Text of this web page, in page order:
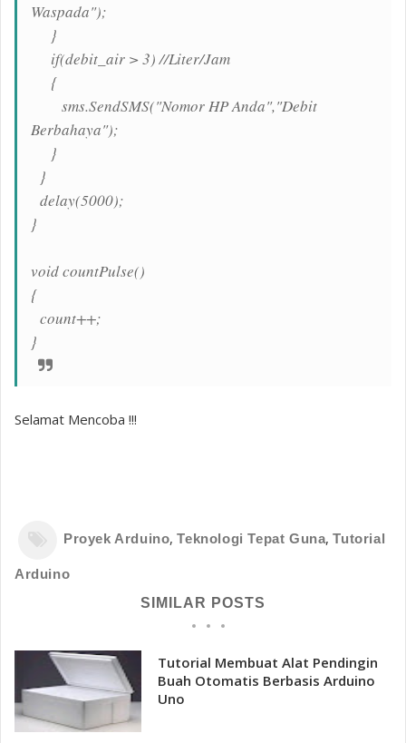
Waspada");
}
if(debit_air > 3) //Liter/Jam
{
sms.SendSMS("Nomor HP Anda","Debit
Berbahaya");
}
}
delay(5000);
}
void countPulse()
{
count++;
}
Selamat Mencoba !!!
Proyek Arduino,Teknologi Tepat Guna,Tutorial
Arduino
SIMILAR POSTS
Tutorial Membuat Alat Pendingin
Buah Otomatis Berbasis Arduino
Uno